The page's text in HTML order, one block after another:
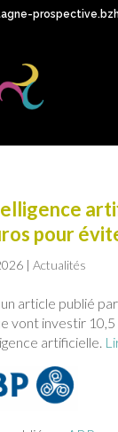
prospective.bzh
pour
|Actualités
article publié
vont investir 10,5
artificielle.